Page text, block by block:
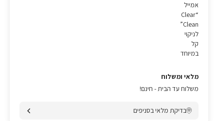
אמייל
“Clear
Clean”
לניקוי
קל
במיוחד
מלאי ומשלוח
משלוח עד הבית - חינם!
בדיקת מלאי בסניפים